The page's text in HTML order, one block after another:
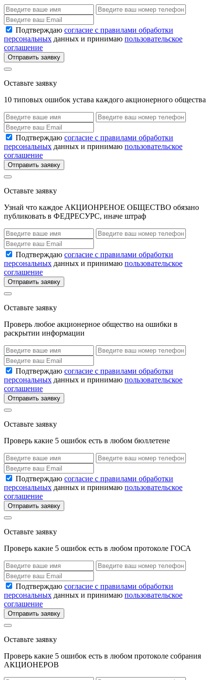
Подтверждаю согласие с правилами обработки
персональных данных и принимаю пользовательское
соглашение
Отправить заявку
Оставьте заявку
10 типовых ошибок устава каждого акционерного общества
Подтверждаю согласие с правилами обработки
персональных данных и принимаю пользовательское
соглашение
Отправить заявку
Оставьте заявку
Узнай что каждое АКЦИОНРЕНОЕ ОБЩЕСТВО обязано
публиковать в ФЕДРЕСУРС, иначе штраф
Подтверждаю согласие с правилами обработки
персональных данных и принимаю пользовательское
соглашение
Отправить заявку
Оставьте заявку
Проверь любое акционерное общество на ошибки в
раскрытии информации
Подтверждаю согласие с правилами обработки
персональных данных и принимаю пользовательское
соглашение
Отправить заявку
Оставьте заявку
Проверь какие 5 ошибок есть в любом бюллетене
Подтверждаю согласие с правилами обработки
персональных данных и принимаю пользовательское
соглашение
Отправить заявку
Оставьте заявку
Проверь какие 5 ошибок есть в любом протоколе ГОСА
Подтверждаю согласие с правилами обработки
персональных данных и принимаю пользовательское
соглашение
Отправить заявку
Оставьте заявку
Проверь какие 5 ошибок есть в любом протоколе собрания
АКЦИОНЕРОВ